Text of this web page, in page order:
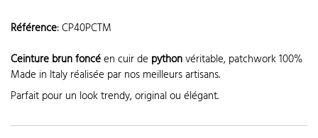
Référence:CP40PCTM
Ceinture brun foncéen cuir de pythonvéritable, patchwork 100%
Made in Italy réalisée par nos meilleurs artisans.
Parfait pour un look trendy, original ou élégant.